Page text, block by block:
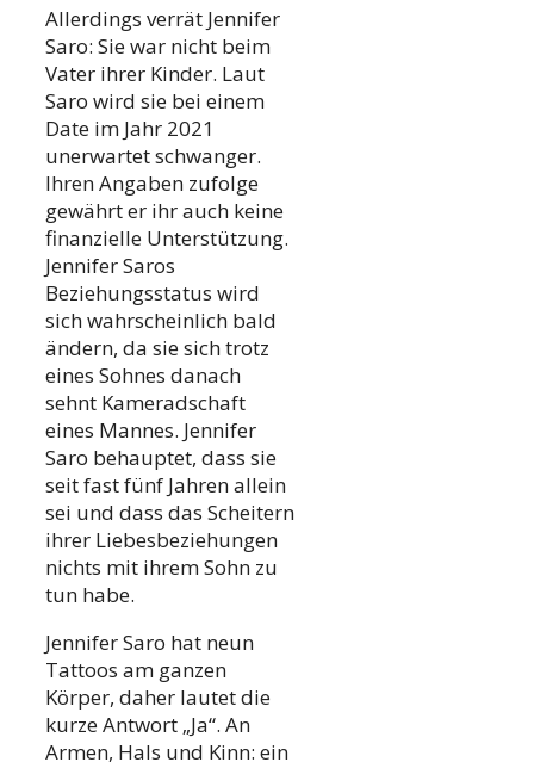
Allerdings verrät Jennifer
Saro: Sie war nicht beim
Vater ihrer Kinder. Laut
Saro wird sie bei einem
Date im Jahr 2021
unerwartet schwanger.
Ihren Angaben zufolge
gewährt er ihr auch keine
finanzielle Unterstützung.
Jennifer Saros
Beziehungsstatus wird
sich wahrscheinlich bald
ändern, da sie sich trotz
eines Sohnes danach
sehnt Kameradschaft
eines Mannes. Jennifer
Saro behauptet, dass sie
seit fast fünf Jahren allein
sei und dass das Scheitern
ihrer Liebesbeziehungen
nichts mit ihrem Sohn zu
tun habe.
Jennifer Saro hat neun
Tattoos am ganzen
Körper, daher lautet die
kurze Antwort „Ja“. An
Armen, Hals und Kinn: ein